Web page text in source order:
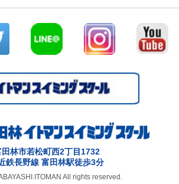
校選手権水泳競技大会結果
学校選手権水泳競技大会
ジュニアオリンピックカップ夏季水泳
選手権水泳競技大会結果
ン2019 結果
泳競技大会
ニア水泳競技大会
田林市若松町西2丁目1732
鉄長野線 富田林駅徒歩3分
ITOMAN All rights reserved.